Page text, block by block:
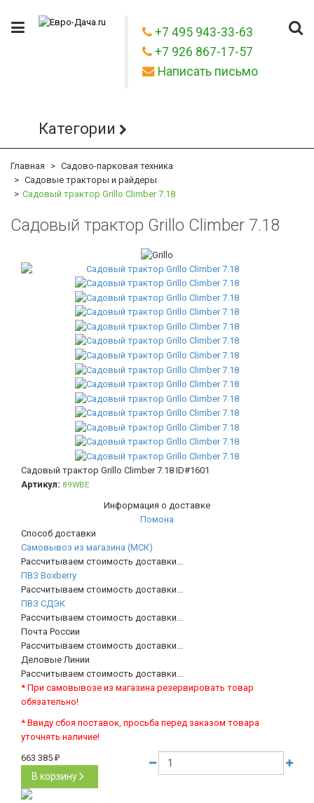
+7 495 943-33-63
+7 926 867-17-57
Написать письмо
Категории
Главная
Садово-парковая техника
Садовые тракторы и райдеры
Садовый трактор Grillo Climber 7.18
Садовый трактор Grillo Climber 7.18
Садовый трактор Grillo Climber 7.18 ID#1601
Артикул: 89WBE
Информация о доставке
Помона
Способ доставки
Самовывоз из магазина (МСК)
Рассчитываем стоимость доставки...
ПВЗ Boxberry
Рассчитываем стоимость доставки...
ПВЗ СДЭК
Рассчитываем стоимость доставки...
Почта России
Рассчитываем стоимость доставки...
Деловые Линии
Рассчитываем стоимость доставки...
* При самовывозе из магазина резервировать товар
обязательно!
* Ввиду сбоя поставок, просьба перед заказом товара
уточнять наличие!
663 385 ₽
В корзину